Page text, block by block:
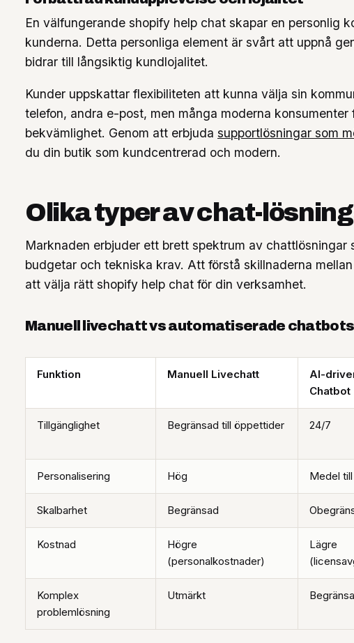
En välfungerande shopify help chat skapar en personlig
kunderna. Detta personliga element är svårt att uppnå
bidrar till långsiktig kundlojalitet.
Kunder uppskattar flexibiliteten att kunna välja sin
telefon, andra e-post, men många moderna
bekvämlighet. Genom att erbjuda supportlösningar som
du din butik som kundcentrerad och modern.
Olika typer av chat-
Marknaden erbjuder ett brett spektrum av chattlösningar
budgetar och tekniska krav. Att förstå skillnaderna
att välja rätt shopify help chat för din verksamhet.
Manuell livechatt vs automatiserade chatbots
Funktion Manuell Livechatt
AI-
Chatbot
Tillgänglighet Begränsad till öppettider 24/7
Personalisering Hög Medel
Skalbarhet Begränsad
Kostnad
Högre
(personalkostnader)
Lägre
Komplex
problemlösning
Utmärkt